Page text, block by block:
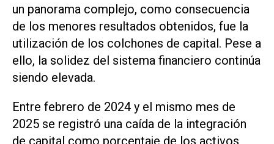
un panorama complejo, como consecuencia
de los menores resultados obtenidos, fue la
utilización de los colchones de capital. Pese a
ello, la solidez del sistema financiero continúa
siendo elevada.
Entre febrero de 2024 y el mismo mes de
2025 se registró una caída de la integración